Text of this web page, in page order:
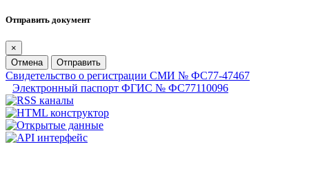
Отправить документ
×
Отмена
Отправить
Свидетельство о регистрации СМИ № ФС77-47467
Электронный паспорт ФГИС № ФС77110096